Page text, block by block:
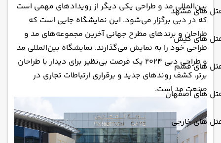
های مشهد
های کیش
های قشم
های اصفهان
های خارجی
بین‌المللی مد و طراحی یکی دیگر از رویدادهای مهمی است
که در دبی برگزار می‌شود. این نمایشگاه جایی است که
طراحان و برندهای مطرح جهانی آخرین مجموعه‌های مد و
طراحی خود را به نمایش می‌گذارند. نمایشگاه بین‌المللی مد
و طراحی دبی 2024 یک فرصت بی‌نظیر برای دیدار با طراحان
برتر، کشف روندهای جدید و برقراری ارتباطات تجاری در
صنعت مد است.